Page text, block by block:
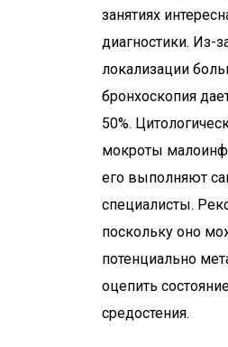
занятиях
диагностики. Из-
локализации
бронхоскопия
50%.
мокроты
его выполняют
специалисты.
поскольку оно
потенциально
оцепить
средостения.